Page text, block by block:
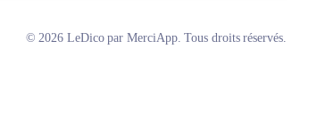
© 2026 LeDico par MerciApp. Tous droits réservés.